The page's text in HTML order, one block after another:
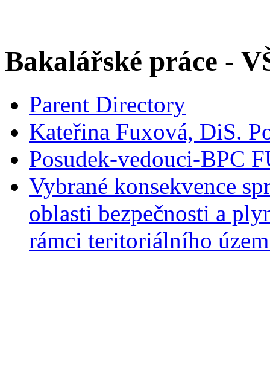
Bakalářské práce -
Parent Directory
Kateřina Fuxová, DiS.
Posudek-vedouci-BPC
Vybrané konsekvence
oblasti bezpečnosti a
rámci teritoriálního